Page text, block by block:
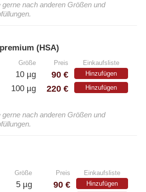
gerne nach anderen Größen und
(HSA)
Größe Preis Einkaufsliste
10 µg 90 € Hinzufügen
100 µg 220 € Hinzufügen
gerne nach anderen Größen und
Größe Preis Einkaufsliste
5 µg 90 € Hinzufügen